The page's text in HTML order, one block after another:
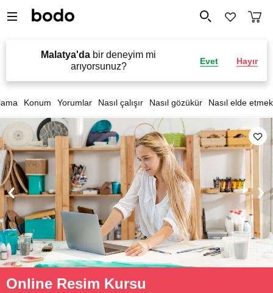
Malatya'da bir deneyim mi
arıyorsunuz?
Evet Hayır
Konum Yorumlar Nasıl çalışır Nasıl gözükür Nasıl elde etmek
Online Resim Kursu